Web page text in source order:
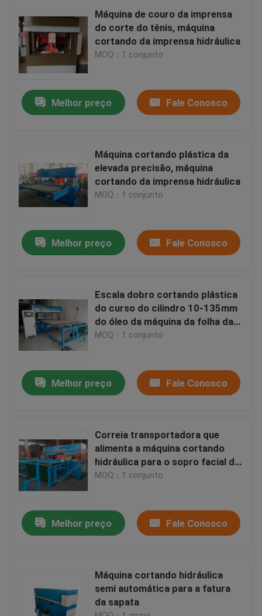
Produtos
Sobre nós
Excursão da fábrica
Contacte-nos
Máquina cortando hidráulica
Máquina cortando da imprensa hidráulica
Máquina de corte hidráulica do braço do balanço
Máquina de couro da imprensa
do corte do tênis, máquina
cortando da imprensa hidráulica
MOQ：1 conjunto
Melhor preço Fale Conosco
Máquina cortando plástica da
elevada precisão, máquina
cortando da imprensa hidráulica
MOQ：1 conjunto
Melhor preço Fale Conosco
Escala dobro cortando plástica
do curso do cilindro 10-135mm
do óleo da máquina da folha da
esponja
MOQ：1 conjunto
Melhor preço Fale Conosco
Correia transportadora que
alimenta a máquina cortando
hidráulica para o sopro facial da
máscara/pó
MOQ：1 conjunto
Melhor preço Fale Conosco
Máquina cortando hidráulica
semi automática para a fatura
da sapata